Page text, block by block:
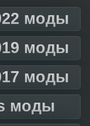
моды
моды
моды
моды